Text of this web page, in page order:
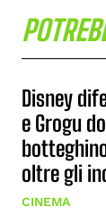
Disney
e Grogu
oltre gli
CINEMA